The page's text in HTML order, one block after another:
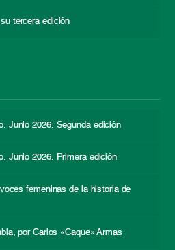
tercera edición
Junio 2026. Segunda edición
Junio 2026. Primera edición
femeninas de la historia de
por Carlos «Caque» Armas